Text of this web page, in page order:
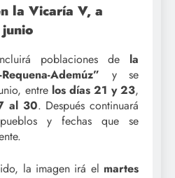
la Vicaría V, a
poblaciones de la
Ademúz” y se
entre los días 21 y 23,
al 30. Después continuará
y fechas que se
la imagen irá el martes